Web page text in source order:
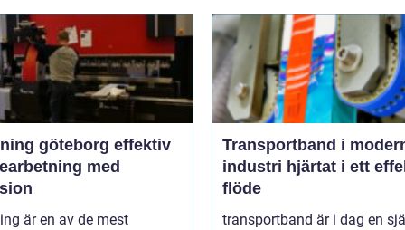
göteborg effektiv
med
är en av de mest
Transportband i
industri hjärtat i ett effektivt
flöde
transportband är i dag en